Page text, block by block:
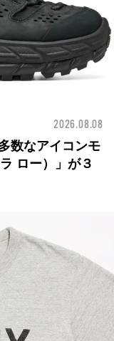
2026.08.08
数なアイコンモ
ロー）」が３